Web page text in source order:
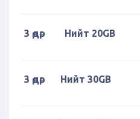
3 өдөр Нийт 20GB
3 өдөр Нийт 30GB